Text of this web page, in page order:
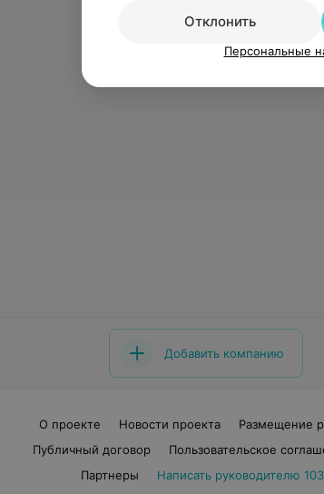
Добавить компанию
О проекте Новости проекта Размещение
Публичный договор
Пользовательское
Партнеры
Написать руководителю
Отклонить
Персональные